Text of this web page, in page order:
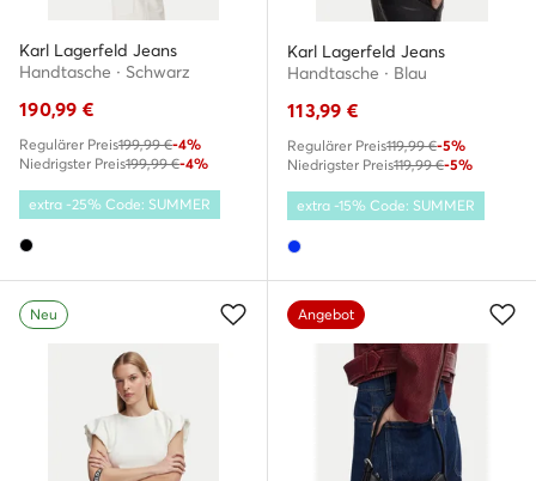
Karl Lagerfeld Jeans
Handtasche · Schwarz
190,99 €
Regulärer Preis199,99 €-4%
Niedrigster Preis199,99 €-4%
extra -25% Code: SUMMER
Karl Lagerfeld Jeans
Handtasche · Blau
113,99 €
Regulärer Preis119,99 €-5%
Niedrigster Preis119,99 €-5%
extra -15% Code: SUMMER
Neu Angebot